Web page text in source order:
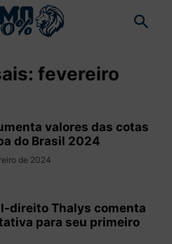
fevereiro
valores das cotas
do Brasil 2024
de 2024
direito Thalys comenta
para seu primeiro